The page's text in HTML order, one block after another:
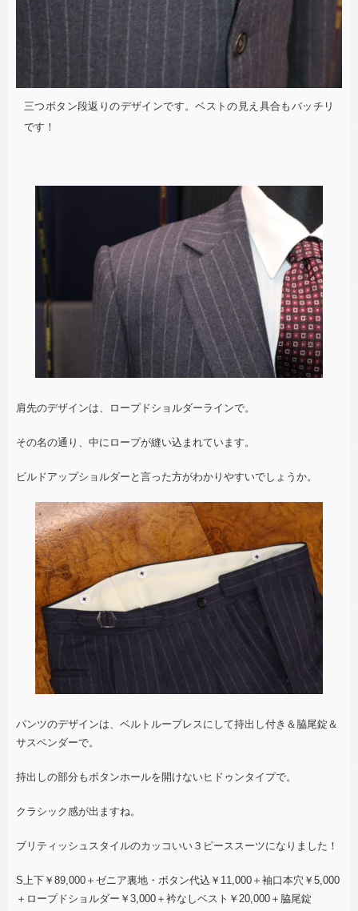
三つボタン段返りのデザインです。ベストの見え具合もバッチリ
です！
肩先のデザインは、ロープドショルダーラインで。
その名の通り、中にロープが縫い込まれています。
ビルドアップショルダーと言った方がわかりやすいでしょうか。
パンツのデザインは、ベルトループレスにして持出し付き＆脇尾錠＆
サスペンダーで。
持出しの部分もボタンホールを開けないヒドゥンタイプで。
クラシック感が出ますね。
ブリティッシュスタイルのカッコいい３ピーススーツになりました！
S上下￥89,000＋ゼニア裏地・ボタン代込￥11,000＋袖口本穴￥5,000
＋ロープドショルダー￥3,000＋衿なしベスト￥20,000＋脇尾錠